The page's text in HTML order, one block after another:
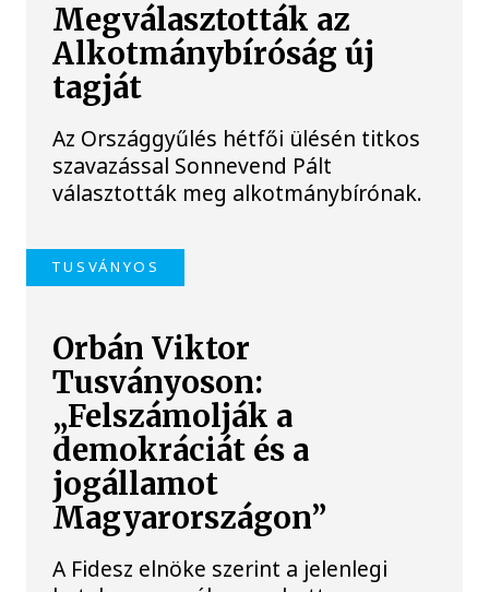
Megválasztották az
Alkotmánybíróság új
tagját
Az Országgyűlés hétfői ülésén titkos
szavazással Sonnevend Pált
választották meg alkotmánybírónak.
TUSVÁNYOS
Orbán Viktor
Tusványoson:
„Felszámolják a
demokráciát és a
jogállamot
Magyarországon”
A Fidesz elnöke szerint a jelenlegi